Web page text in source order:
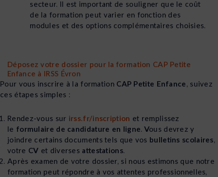
secteur. Il est important de souligner que le coût
de la formation peut varier en fonction des
modules et des options complémentaires choisies.
Déposez votre dossier pour la formation CAP Petite
Enfance à IRSS Évron
Pour vous inscrire à la formation CAP Petite Enfance, suivez
ces étapes simples :
Rendez-vous sur irss.fr/inscription et remplissez
le formulaire de candidature en ligne . Vous devrez y
joindre certains documents tels que vos bulletins scolaires
votre CV et diverses attestations.
Après examen de votre dossier, si nous estimons que notre
formation peut répondre à vos attentes professionnelles,